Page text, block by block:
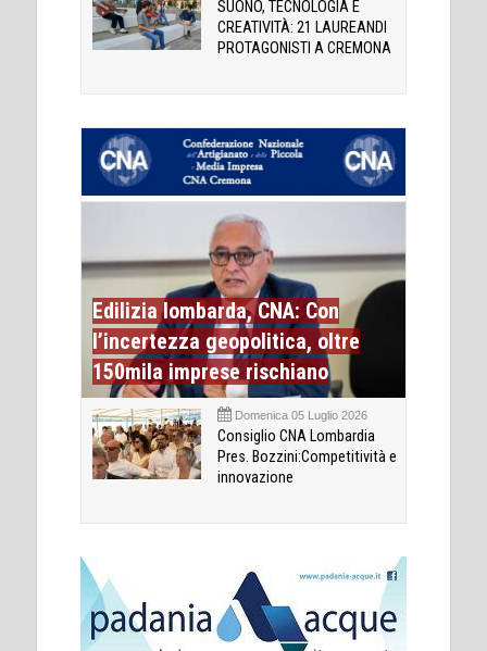
SUONO, TECNOLOGIA E
CREATIVITÀ: 21 LAUREANDI
PROTAGONISTI A CREMONA
Edilizia lombarda, CNA: Con
l’incertezza geopolitica, oltre
150mila imprese rischiano
Domenica 05 Luglio 2026
Consiglio CNA Lombardia
Pres. Bozzini:Competitività e
innovazione